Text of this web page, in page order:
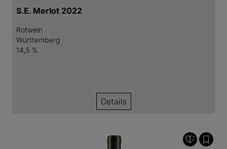
S.E. Merlot 2022
Rotwein
Württemberg
14,5 %
Details